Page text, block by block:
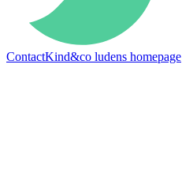
ContactKind&co ludens homepage